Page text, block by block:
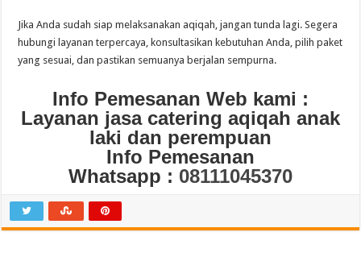
Jika Anda sudah siap melaksanakan aqiqah, jangan tunda lagi. Segera
hubungi layanan terpercaya, konsultasikan kebutuhan Anda, pilih paket
yang sesuai, dan pastikan semuanya berjalan sempurna.
Info Pemesanan Web kami :
Layanan jasa catering aqiqah anak
laki dan perempuan
Info Pemesanan
Whatsapp : 08111045370